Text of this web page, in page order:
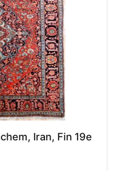
Iran, Fin 19e